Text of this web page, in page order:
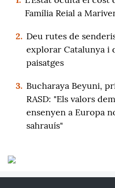
Família Reial a
2. Deu rutes de
explorar Catalunya i
paisatges
3. Bucharaya Beyuni,
RASD: "Els valors
ensenyen a Europa
sahrauís"